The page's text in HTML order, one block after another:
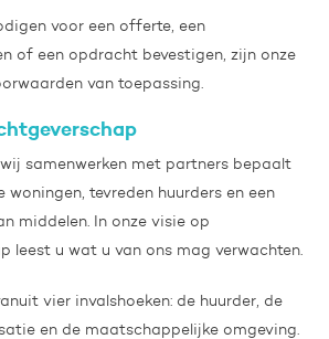
voor een offerte, een
of een opdracht bevestigen, zijn onze
van toepassing.
samenwerken met partners bepaalt
woningen, tevreden huurders en een
middelen. In onze visie op
leest u wat u van ons mag verwachten.
vier invalshoeken: de huurder, de
en de maatschappelijke omgeving.